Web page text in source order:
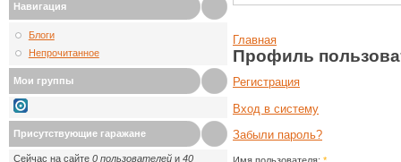
Навигация
Блоги
Непрочитанное
Мои группы
Присутствующие гаражане
Сейчас на сайте 0 пользователей и 40
Главная
Профиль
Регистрация
Вход в систему
Забыли пароль?